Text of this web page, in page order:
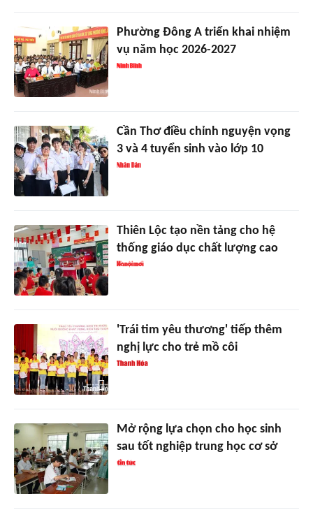
Phường Đông A triển khai nhiệm
vụ năm học 2026-2027
Cần Thơ điều chỉnh nguyện vọng
3 và 4 tuyển sinh vào lớp 10
Thiên Lộc tạo nền tảng cho hệ
thống giáo dục chất lượng cao
'Trái tim yêu thương' tiếp thêm
nghị lực cho trẻ mồ côi
Mở rộng lựa chọn cho học sinh
sau tốt nghiệp trung học cơ sở